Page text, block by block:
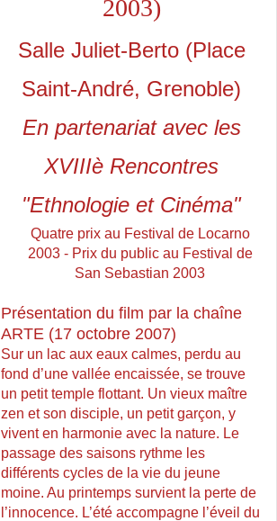
2003)
Salle Juliet-Berto (Place
Saint-André, Grenoble)
En partenariat avec les
XVIIIè Rencontres
"Ethnologie et Cinéma"
Quatre prix au Festival de Locarno
2003 - Prix du public au Festival de
San Sebastian 2003
Présentation du film par la chaîne
ARTE (17 octobre 2007)
Sur un lac aux eaux calmes, perdu au
fond d’une vallée encaissée, se trouve
un petit temple flottant. Un vieux maître
zen et son disciple, un petit garçon, y
vivent en harmonie avec la nature. Le
passage des saisons rythme les
différents cycles de la vie du jeune
moine. Au printemps survient la perte de
l’innocence. L’été accompagne l’éveil du